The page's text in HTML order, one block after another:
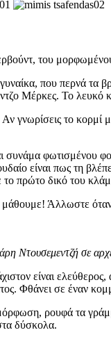
του
που περνά
Μέρκες. Το λευκό
το κορμί
συνάμα
είναι πως τη
το πρώτο δικό του
Άλλωστε
Ντουσεμεντζή σε
είναι ελεύθερος,
Φθάνει σε έναν
ρουφά τα
δύσκολα.